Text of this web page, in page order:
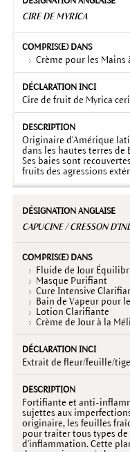
CIRE DE MYRICA
Crème pour les Mains
Cire de fruit de Myrica
Originaire d'Amérique
dans les hautes terres de
Ses baies sont
fruits des agressions
CAPUCINE / CRESSON
Fluide de Jour
Masque Purifiant
Cure Intensive
Bain de Vapeur pour
Lotion Clarifiante
Crème de Jour à la
Extrait de fleur/feuille/
Fortifiante et anti-
sujettes aux
originaire, les feuilles
pour traiter tous types de
d'inflammation. Cette